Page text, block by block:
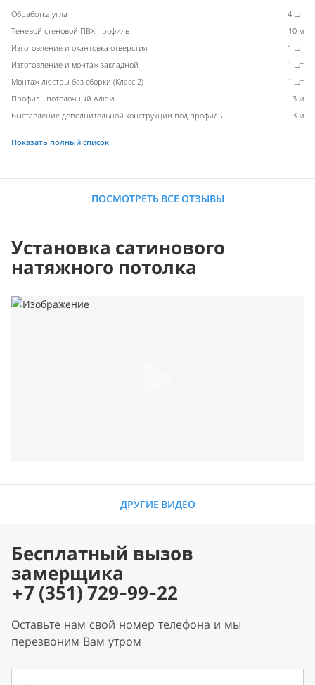
Обработка угла
4 шт
Теневой стеновой ПВХ профиль
10 м
Изготовление и окантовка отверстия
1 шт
Изготовление и монтаж закладной
1 шт
Монтаж люстры без сборки (Класс 2)
1 шт
Профиль потолочный Алюм.
3 м
Выставление дополнительной конструкции под профиль
3 м
Показать полный список
ПОСМОТРЕТЬ ВСЕ ОТЗЫВЫ
Установка сатинового
натяжного потолка
ДРУГИЕ ВИДЕО
Бесплатный вызов
замерщика
+7 (351) 729-99-22
Оставьте нам свой номер телефона и мы
перезвоним Вам утром